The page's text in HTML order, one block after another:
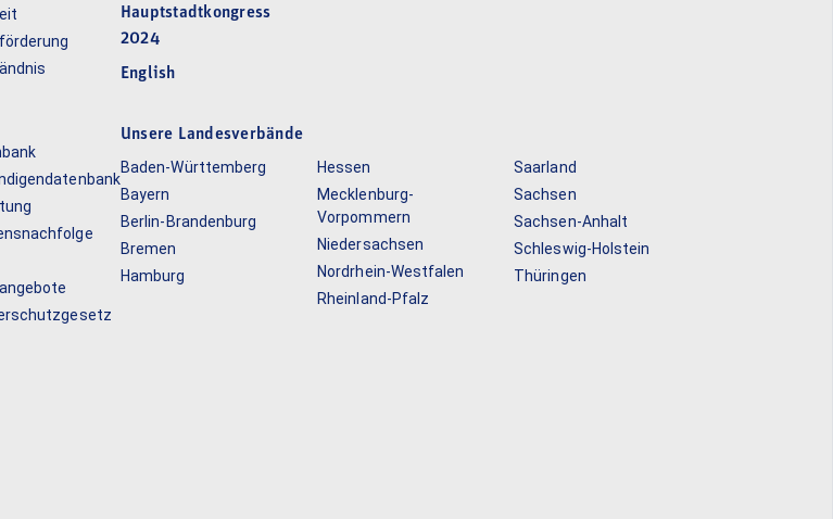
Hauptstadtkongress
2024
English
Unsere Landesverbände
Baden-Württemberg
Bayern
Berlin-Brandenburg
Bremen
Hamburg
Hessen
Mecklenburg-
Vorpommern
Niedersachsen
Nordrhein-Westfalen
Rheinland-Pfalz
Saarland
Sachsen
Sachsen-Anhalt
Schleswig-Holstein
Thüringen